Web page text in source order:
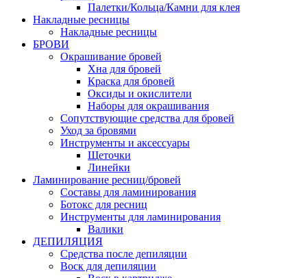
Палетки/Кольца/Камни для клея
Накладные ресницы
Накладные ресницы
БРОВИ
Окрашивание бровей
Хна для бровей
Краска для бровей
Оксиды и окислители
Наборы для окрашивания
Сопутствующие средства для бровей
Уход за бровями
Инструменты и аксессуары
Щеточки
Линейки
Ламинирование ресниц/бровей
Составы для ламинирования
Ботокс для ресниц
Инструменты для ламинирования
Валики
ДЕПИЛЯЦИЯ
Средства после депиляции
Воск для депиляции